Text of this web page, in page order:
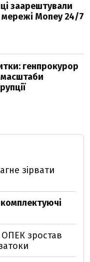
заарештували
мережі Money 24/7
генпрокурор
масштаби
зірвати
зростав